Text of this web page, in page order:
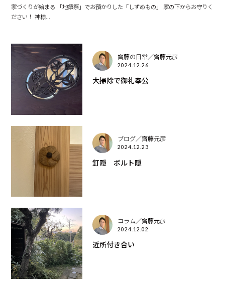
家づくりが始まる 「地鎮祭」でお預かりした「しずめもの」 家の下からお守りく
ださい！ 神様...
齊藤の日常／齊藤元彦
2024.12.26
大掃除で御礼奉公
ブログ／齊藤元彦
2024.12.23
釘隠 ボルト隠
コラム／齊藤元彦
2024.12.02
近所付き合い